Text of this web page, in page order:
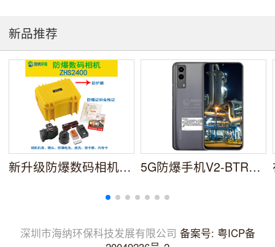
新品推荐
新升级防爆数码相机ZHS2400安全防爆更轻便携 5G防爆手机V2-BTR防爆智能手机NFC
深圳市海纳环保科技发展有限公司 备案号: 粤ICP备